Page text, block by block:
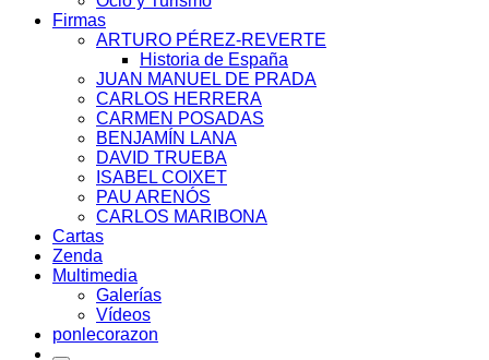
Firmas
ARTURO PÉREZ-REVERTE
Historia de España
JUAN MANUEL DE PRADA
CARLOS HERRERA
CARMEN POSADAS
BENJAMÍN LANA
DAVID TRUEBA
ISABEL COIXET
PAU ARENÓS
CARLOS MARIBONA
Cartas
Zenda
Multimedia
Galerías
Vídeos
ponlecorazon